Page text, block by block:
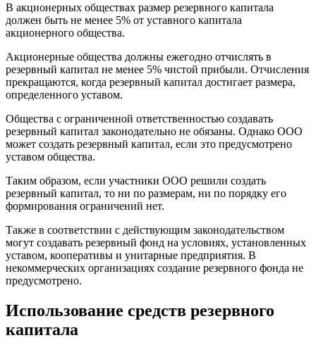
В акционерных обществах размер резервного капитала
должен быть не менее 5% от уставного капитала
акционерного общества.
Акционерные общества должны ежегодно отчислять в
резервный капитал не менее 5% чистой прибыли. Отчисления
прекращаются, когда резервный капитал достигает размера,
определенного уставом.
Общества с ограниченной ответственностью создавать
резервный капитал законодательно не обязаны. Однако ООО
может создать резервный капитал, если это предусмотрено
уставом общества.
Таким образом, если участники ООО решили создать
резервный капитал, то ни по размерам, ни по порядку его
формирования ограничений нет.
Также в соответствии с действующим законодательством
могут создавать резервный фонд на условиях, установленных
уставом, кооперативы и унитарные предприятия. В
некоммерческих организациях создание резервного фонда не
предусмотрено.
Использование средств резервного
капитала